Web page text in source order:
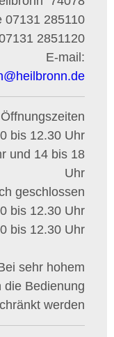
07131 285110
2851120
E-mail:
@heilbronn.de
Öffnungszeiten
bis 12.30 Uhr
und 14 bis 18
Uhr
geschlossen
bis 12.30 Uhr
bis 12.30 Uhr
sehr hohem
die Bedienung
werden.